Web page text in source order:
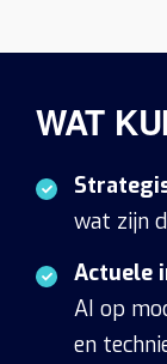
WAT
wat zijn
Actuele
AI op
en